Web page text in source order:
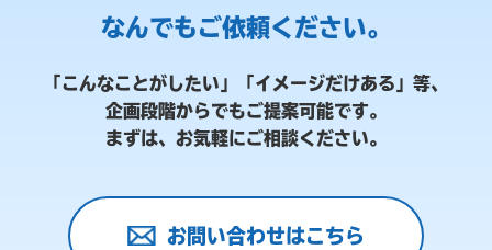
なんでもご依頼ください。
「こんなことがしたい」「イメージだけある」等、
企画段階からでもご提案可能です。
まずは、お気軽にご相談ください。
お問い合わせはこちら